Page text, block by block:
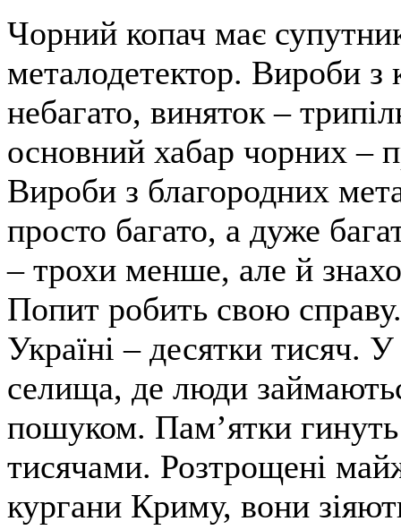
Чорний копач має
металодетектор. Вироби з
небагато, виняток –
основний хабар чорних –
Вироби з благородних
просто багато, а дуже
– трохи менше, але й
Попит робить свою
Україні – десятки тисяч.
селища, де люди
пошуком. Пам’ятки
тисячами. Розтрощені
кургани Криму, вони